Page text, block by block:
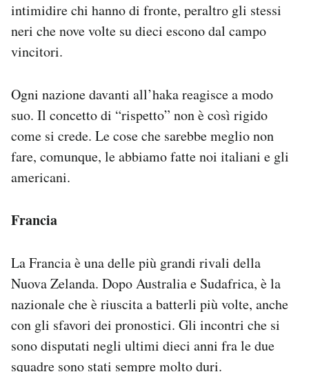
intimidire chi hanno di fronte, peraltro gli stessi
neri che nove volte su dieci escono dal campo
vincitori.
Ogni nazione davanti all’haka reagisce a modo
suo. Il concetto di “rispetto” non è così rigido
come si crede. Le cose che sarebbe meglio non
fare, comunque, le abbiamo fatte noi italiani e gli
americani.
Francia
La Francia è una delle più grandi rivali della
Nuova Zelanda. Dopo Australia e Sudafrica, è la
nazionale che è riuscita a batterli più volte, anche
con gli sfavori dei pronostici. Gli incontri che si
sono disputati negli ultimi dieci anni fra le due
squadre sono stati sempre molto duri.